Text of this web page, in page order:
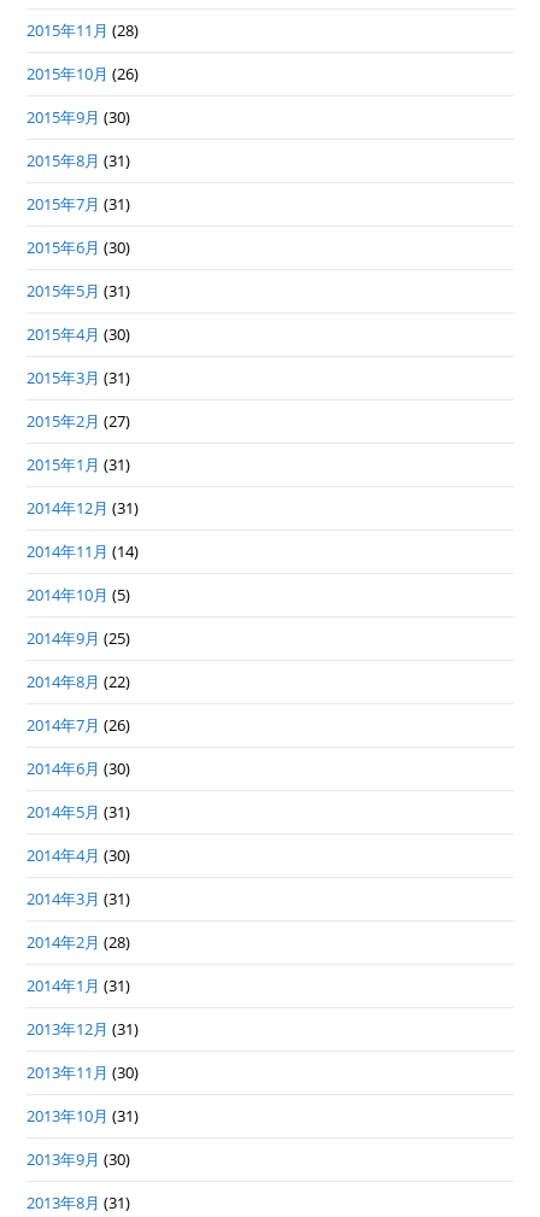
2015年11月 (28)
2015年10月 (26)
2015年9月 (30)
2015年8月 (31)
2015年7月 (31)
2015年6月 (30)
2015年5月 (31)
2015年4月 (30)
2015年3月 (31)
2015年2月 (27)
2015年1月 (31)
2014年12月 (31)
2014年11月 (14)
2014年10月 (5)
2014年9月 (25)
2014年8月 (22)
2014年7月 (26)
2014年6月 (30)
2014年5月 (31)
2014年4月 (30)
2014年3月 (31)
2014年2月 (28)
2014年1月 (31)
2013年12月 (31)
2013年11月 (30)
2013年10月 (31)
2013年9月 (30)
2013年8月 (31)